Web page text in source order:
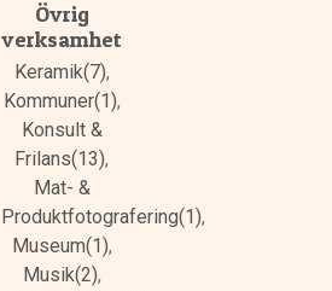
Övrig
verksamhet
Keramik(7),
Kommuner(1),
Konsult &
Frilans(13),
Mat- &
Produktfotografering(1),
Museum(1),
Musik(2),